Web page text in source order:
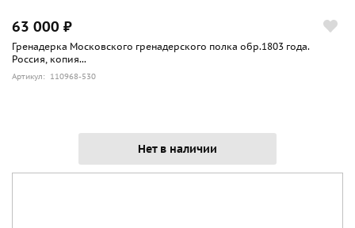
63 000 ₽
Гренадерка Московского гренадерского полка обр.1803 года.
Россия, копия...
Артикул: 110968-530
Нет в наличии